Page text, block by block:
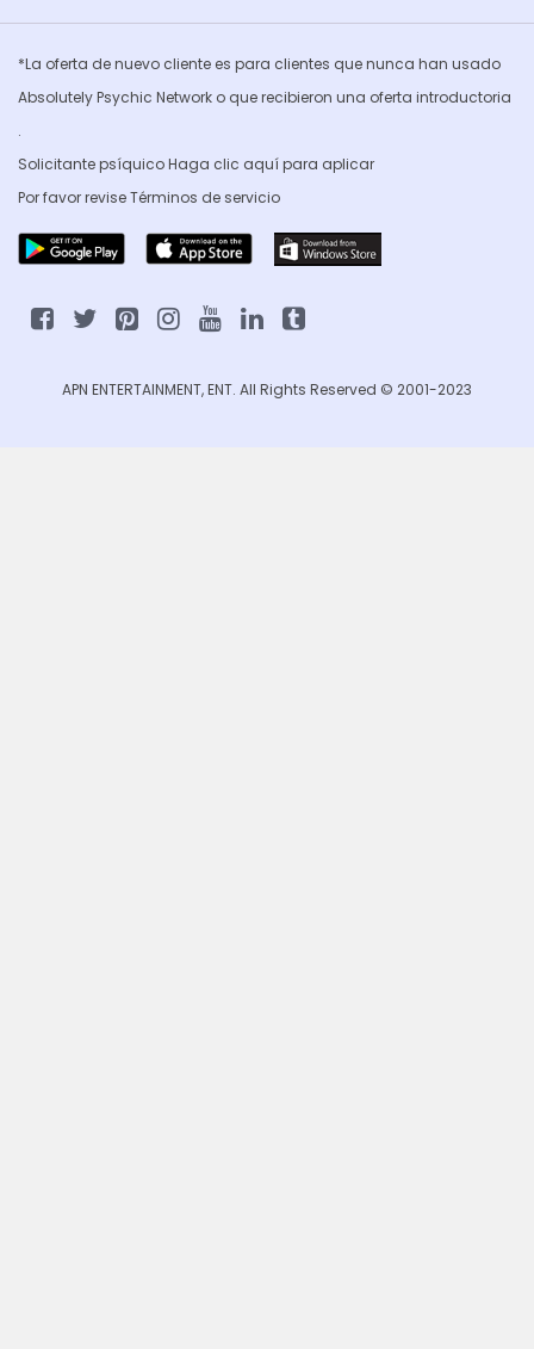
*La oferta de nuevo cliente es para clientes que nunca han usado
Absolutely Psychic Network o que recibieron una oferta introductoria
.
Solicitante psíquico Haga clic aquí para aplicar
Por favor reviseTérminos de servicio
APN ENTERTAINMENT, ENT. All Rights Reserved © 2001-2023